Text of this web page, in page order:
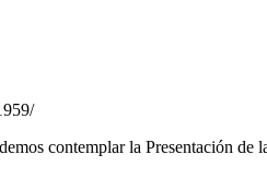
contemplar la Presentación